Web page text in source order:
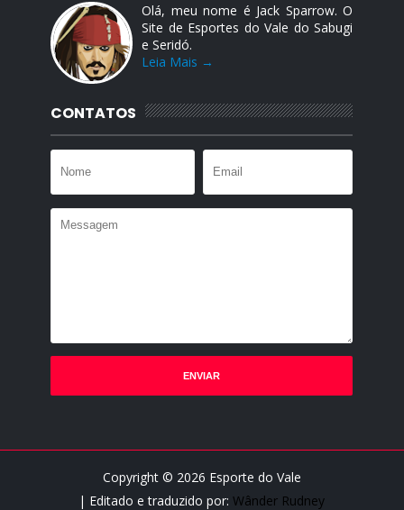
Olá, meu nome é Jack Sparrow. O
Site de Esportes do Vale do Sabugi
e Seridó.
Leia Mais →
CONTATOS
Copyright © 2026 Esporte do Vale
| Editado e traduzido por:Wânder Rudney